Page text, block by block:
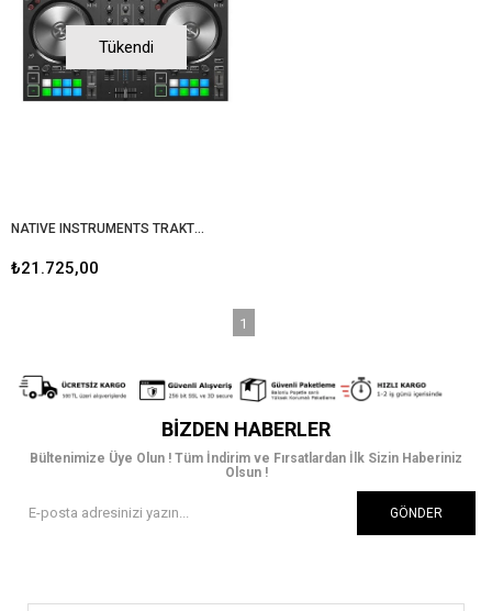
Tükendi
NATIVE INSTRUMENTS TRAKTOR KONTROL S2 MK3 DJ Kontrol Cihazı
₺21.725,00
1
BIZDEN HABERLER
Bültenimize Üye Olun ! Tüm İndirim ve Fırsatlardan İlk Sizin Haberiniz
Olsun !
GÖNDER